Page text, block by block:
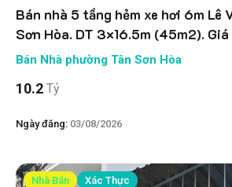
Bán nhà 5 tầng hẻm xe hơi 6m Lê
Sơn Hòa. DT 3×16.5m (45m2).
Bán Nhà phường Tân Sơn Hòa
10.2 Tỷ
Ngày đăng: 03/08/2026
Nhà Bán Xác Thực